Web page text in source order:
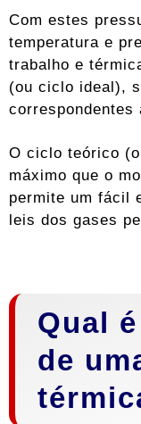
Com estes
temperatura e
trabalho e
(ou ciclo ideal),
O ciclo teórico
máximo que o
permite um fácil
leis dos gases
Qual
de